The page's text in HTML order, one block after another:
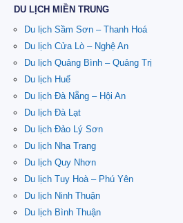
DU LỊCH MIỀN TRUNG
Du lịch Sầm Sơn – Thanh Hoá
Du lịch Cửa Lò – Nghệ An
Du lịch Quảng Bình – Quảng Trị
Du lịch Huế
Du lịch Đà Nẵng – Hội An
Du lịch Đà Lạt
Du lịch Đảo Lý Sơn
Du lịch Nha Trang
Du lịch Quy Nhơn
Du lịch Tuy Hoà – Phú Yên
Du lịch Ninh Thuận
Du lịch Bình Thuận